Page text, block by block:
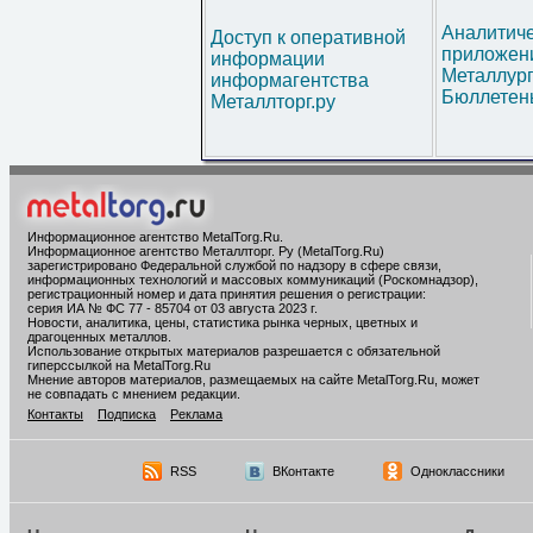
Доступ к оперативной
информации
информагентства
Металлторг.ру
Информационное агентство MetalTorg.Ru
Информационное агентство Металлторг. Ру (MetalTorg.Ru)
зарегистрировано Федеральной службой по надзору в сфере связи,
информационных технологий и массовых коммуникаций (Роскомнадзор),
регистрационный номер и дата принятия решения о регистрации:
серия ИА № ФС 77 - 85704 от 03 августа 2023 г.
Новости, аналитика, цены, статистика рынка черных, цветных и
драгоценных металлов.
Использование открытых материалов разрешается с обязательной
гиперссылкой на MetalTorg.Ru
Мнение авторов материалов, размещаемых на сайте MetalTorg.Ru, может
не совпадать с мнением редакции.
Контакты
Подписка Реклама
RSS ВКонтакте Одноклассники